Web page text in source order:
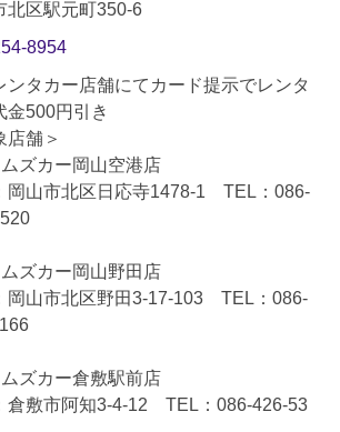
北区駅元町350-6
8954
ンタカー店舗にてカード提示でレンタ
金500円引き
店舗＞
ズカー岡山空港店
岡山市北区日応寺1478-1 TEL：086-
ズカー岡山野田店
岡山市北区野田3-17-103 TEL：086-
ズカー倉敷駅前店
倉敷市阿知3-4-12 TEL：086-426-53